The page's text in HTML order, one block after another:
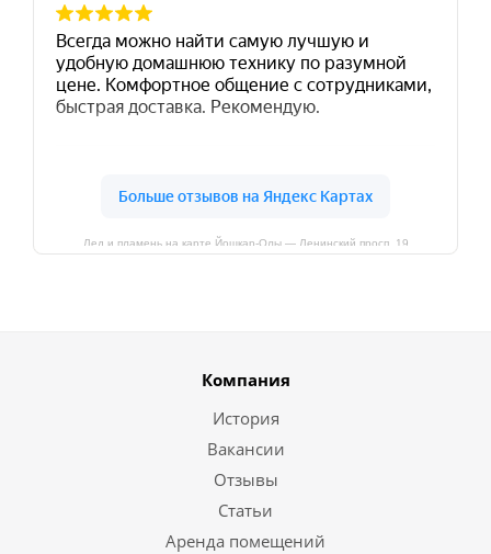
Лед и пламень на карте Йошкар‑Олы — Ленинский просп.,19
Компания
История
Вакансии
Отзывы
Статьи
Аренда помещений